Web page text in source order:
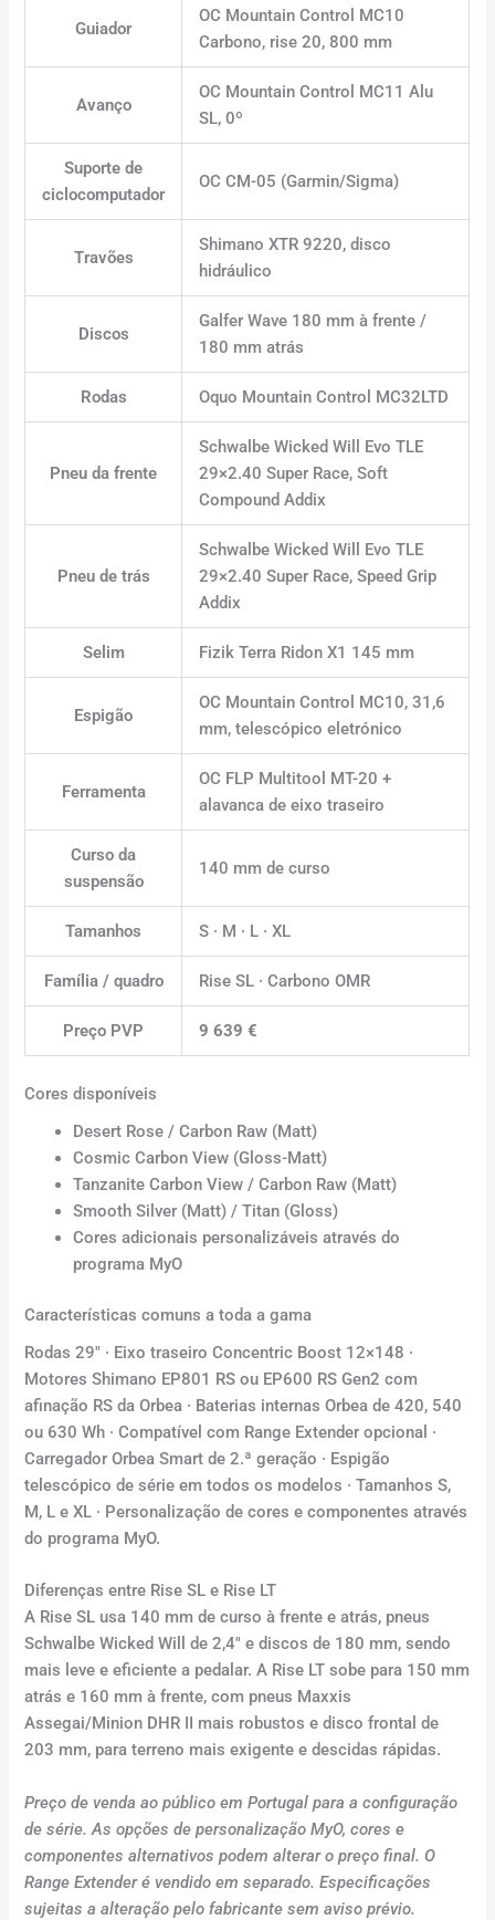
Guiador
OC Mountain Control MC10
Carbono, rise 20, 800 mm
Avanço
OC Mountain Control MC11 Alu
SL, 0º
Suporte de
ciclocomputador
OC CM-05 (Garmin/Sigma)
Travões
Shimano XTR 9220, disco
hidráulico
Discos
Galfer Wave 180 mm à frente /
180 mm atrás
Rodas Oquo Mountain Control MC32LTD
Pneu da frente
Schwalbe Wicked Will Evo TLE
29×2.40 Super Race, Soft
Compound Addix
Pneu de trás
Schwalbe Wicked Will Evo TLE
29×2.40 Super Race, Speed Grip
Addix
Selim Fizik Terra Ridon X1 145 mm
Espigão
OC Mountain Control MC10, 31,6
mm, telescópico eletrónico
Ferramenta
OC FLP Multitool MT-20 +
alavanca de eixo traseiro
Curso da
suspensão
140 mm de curso
Tamanhos S · M · L · XL
Família / quadro Rise SL · Carbono OMR
Preço PVP 9 639 €
Cores disponíveis
Desert Rose / Carbon Raw (Matt)
Cosmic Carbon View (Gloss-Matt)
Tanzanite Carbon View / Carbon Raw (Matt)
Smooth Silver (Matt) / Titan (Gloss)
Cores adicionais personalizáveis através do
programa MyO
Características comuns a toda a gama
Rodas 29″ · Eixo traseiro Concentric Boost 12×148 ·
Motores Shimano EP801 RS ou EP600 RS Gen2 com
afinação RS da Orbea · Baterias internas Orbea de 420, 540
ou 630 Wh · Compatível com Range Extender opcional ·
Carregador Orbea Smart de 2.ª geração · Espigão
telescópico de série em todos os modelos · Tamanhos S,
M, L e XL · Personalização de cores e componentes através
do programa MyO.
Diferenças entre Rise SL e Rise LT
A Rise SL usa 140 mm de curso à frente e atrás, pneus
Schwalbe Wicked Will de 2,4″ e discos de 180 mm, sendo
mais leve e eficiente a pedalar. A Rise LT sobe para 150 mm
atrás e 160 mm à frente, com pneus Maxxis
Assegai/Minion DHR II mais robustos e disco frontal de
203 mm, para terreno mais exigente e descidas rápidas.
Preço de venda ao público em Portugal para a configuração
de série. As opções de personalização MyO, cores e
componentes alternativos podem alterar o preço final. O
Range Extender é vendido em separado. Especificações
sujeitas a alteração pelo fabricante sem aviso prévio.